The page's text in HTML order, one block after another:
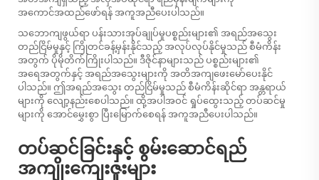
အကောင်အထည်ဖော်ရန် အကူအညီပေးပါသည်။
သဘောကျဖွယ်ရာ ပန်းသားအုပ်ချုပ်မှုပစ္စည်းများ၏ အရည်အသွေး
တည်ငြိမ်မှုနှင့် ကြိုတင်ခန့်မှန်းနိုင်သည့် အလုပ်လုပ်နိုင်မှုသည် စီမံကိန်း
အတွက် ပိုမိုတိက်ကြိုးပါသည်။ ဒီဇိုင်နာများသည် ပစ္စည်းများ၏
အရေအတွက်နှင့် အရည်အသွေးများကို အတိအကျဖေးမော်ပေးနိုင်
ပါသည်။ ဤအရည်အသွေး တည်ငြိမ်မှုသည် စီမံကိန်းဆိုင်ရာ အန္တရာယ်
များကို လျော့နည်းစေပါသည်။ ထို့အပါအဝင် ရှုပ်ထွေးသည့် တပ်ဆင်မှု
များကို အောင်မွှေးစွာ ပြီးမြောက်စေရန် အကူအညီပေးပါသည်။
တပ်ဆင်ခြင်းနှင့် စွမ်းဆောင်ရည်
အကျိုးကျေးဇူးများ